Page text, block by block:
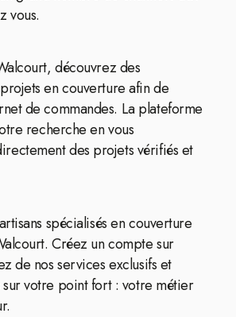
vous.
découvrez des
en couverture afin de
de commandes. La plateforme
recherche en vous
des projets vérifiés et
spécialisés en couverture
Créez un compte sur
de nos services exclusifs et
votre point fort : votre métier